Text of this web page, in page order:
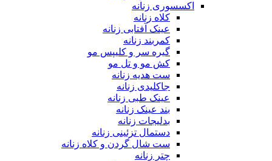
اکسسوری زنانه
کلاه زنانه
عینک آفتابی زنانه
کمربند زنانه
گیره سر و کلیپس مو
کش مو و تل مو
ست هدیه زنانه
جاکلیدی زنانه
عینک طبی زنانه
بند عینک زنانه
بدلیجات زنانه
دستمال تزئینی زنانه
ست شال گردن و کلاه زنانه
چتر زنانه